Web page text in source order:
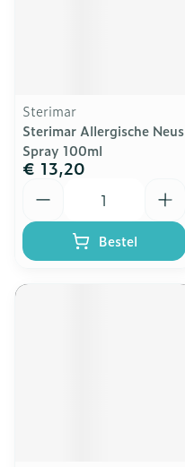
Sterimar
Sterimar Allergische Neus
Spray 100ml
€ 13,20
Bestel